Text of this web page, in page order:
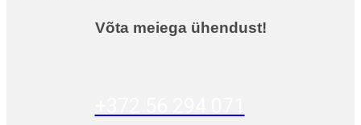
Võta meiega ühendust!